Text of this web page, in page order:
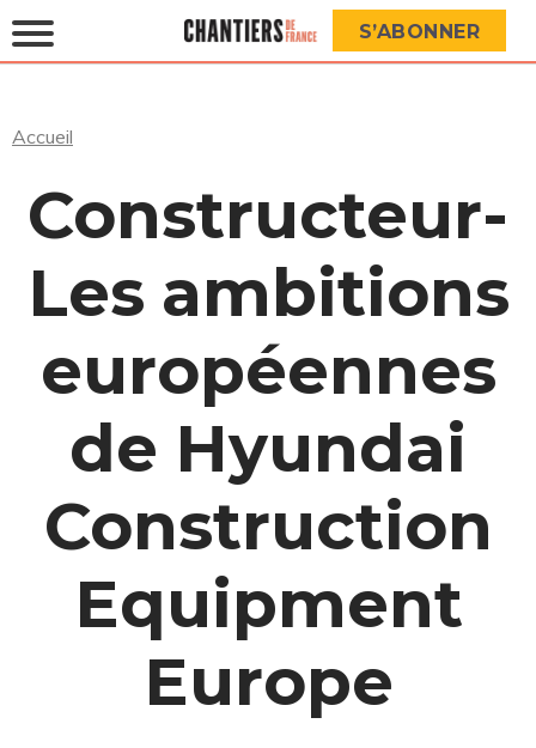
S’ABONNER
Accueil
Constructeur-
Les ambitions
européennes
de Hyundai
Construction
Equipment
Europe